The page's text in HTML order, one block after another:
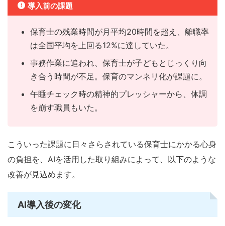
導入前の課題
保育士の残業時間が月平均20時間を超え、離職率
は全国平均を上回る12%に達していた。
事務作業に追われ、保育士が子どもとじっくり向
き合う時間が不足。保育のマンネリ化が課題に。
午睡チェック時の精神的プレッシャーから、体調
を崩す職員もいた。
こういった課題に日々さらされている保育士にかかる心身
の負担を、AIを活用した取り組みによって、以下のような
改善が見込めます。
AI導入後の変化